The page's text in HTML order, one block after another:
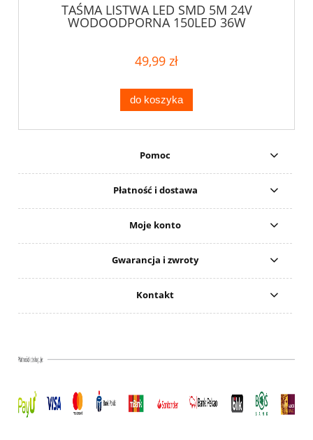
TAŚMA LISTWA LED SMD 5M 24V
WODOODPORNA 150LED 36W
49,99 zł
do koszyka
Pomoc
Płatność i dostawa
Moje konto
Gwarancja i zwroty
Kontakt